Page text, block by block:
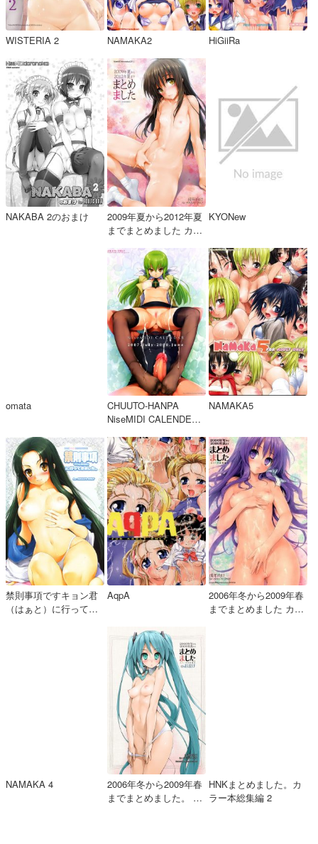
WISTERIA 2 NAMAKA2 HiGiiRa
NAKABA 2のおまけ
2009年夏から2012年夏
までまとめました カラ
KYONew
omata
CHUUTO-HANPA
NiseMIDI CALENDER
NAMAKA5
禁則事項ですキョン君
（はぁと）に行ってき
AqpA
2006年冬から2009年春
までまとめました カラ
NAMAKA 4
2006年冬から2009年春
までまとめました。 カ
HNKまとめました。カ
ラー本総集編 2